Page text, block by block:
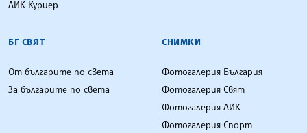
ЛИК Куриер
БГ СВЯТ
От българите по света
За българите по света
СНИМКИ
Фотогалерия България
Фотогалерия Свят
Фотогалерия ЛИК
Фотогалерия Спорт